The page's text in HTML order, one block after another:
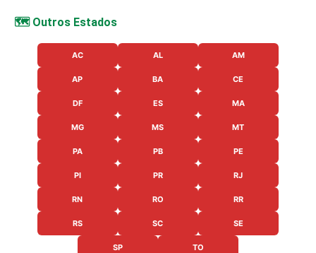
🗺️ Outros Estados
AC AL AM
AP BA CE
DF ES MA
MG MS MT
PA PB PE
PI PR RJ
RN RO RR
RS SC SE
SP TO